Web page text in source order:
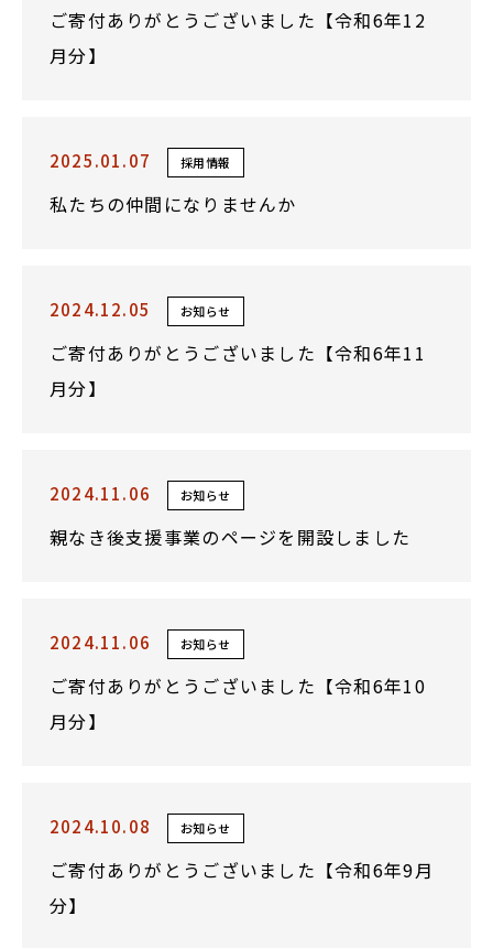
ご寄付ありがとうございました【令和6年12
月分】
2025.01.07 採用情報
私たちの仲間になりませんか
2024.12.05 お知らせ
ご寄付ありがとうございました【令和6年11
月分】
2024.11.06 お知らせ
親なき後支援事業のページを開設しました
2024.11.06 お知らせ
ご寄付ありがとうございました【令和6年10
月分】
2024.10.08 お知らせ
ご寄付ありがとうございました【令和6年9月
分】